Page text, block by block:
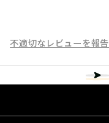
不適切なレビューを報告